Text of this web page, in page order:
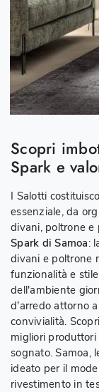
Scopri
Spark e
I Salotti
essenziale, da
divani, poltrone e
Spark di Samoa:
divani e poltrone
funzionalità e
dell'ambiente
d’arredo attorno
convivialità.
migliori
sognato. Samoa,
ideato per il
rivestimento in